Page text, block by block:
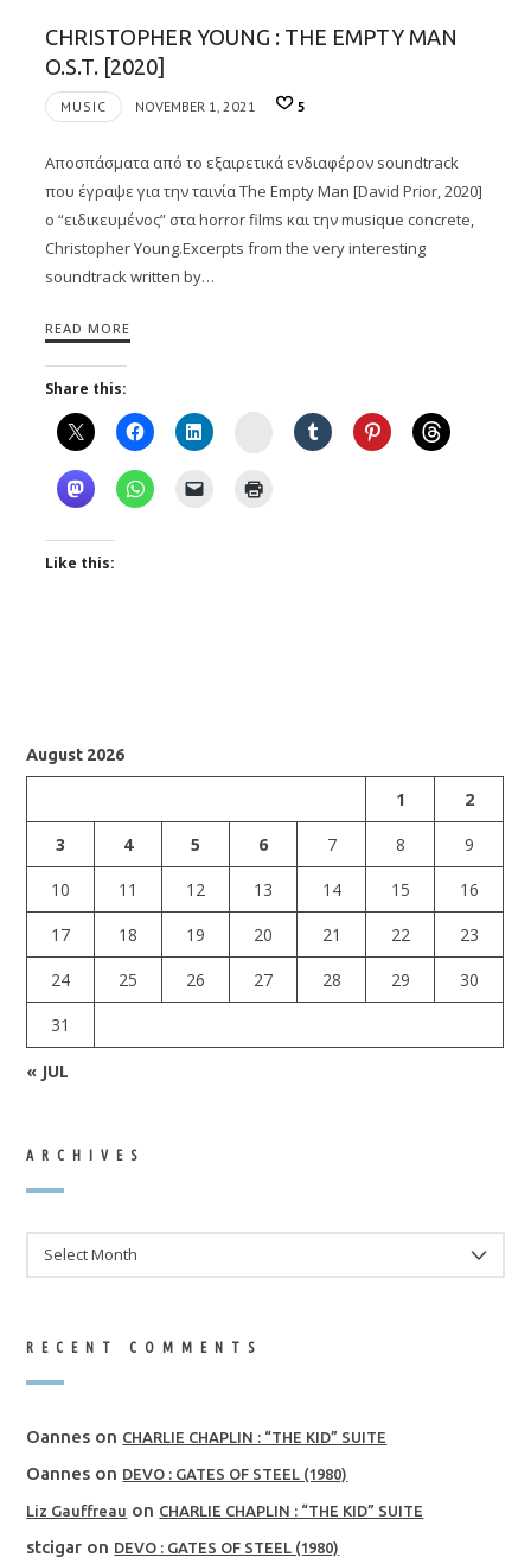
CHRISTOPHER YOUNG : THE EMPTY MAN
O.S.T. [2020]
MUSIC NOVEMBER 1, 2021 5
Αποσπάσματα από το εξαιρετικά ενδιαφέρον soundtrack
που έγραψε για την ταινία The Empty Man [David Prior, 2020]
ο “ειδικευμένος” στα horror films και την musique concrete,
Christopher Young.Excerpts from the very interesting
soundtrack written by…
READ MORE
Share this:
Instagram
Like this:
August 2026
1
2
3
4 5 6 7 8
9
10
11 12 13 14 15
16
17
18 19 20 21 22
23
24
25 26 27 28 29
30
31
« JUL
ARCHIVES
RECENT COMMENTS
Oannes on CHARLIE CHAPLIN : “THE KID” SUITE
Oannes on DEVO : GATES OF STEEL (1980)
Liz Gauffreau on CHARLIE CHAPLIN : “THE KID” SUITE
stcigar on DEVO : GATES OF STEEL (1980)